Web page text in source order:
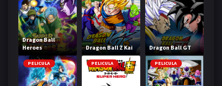
Dragon Ball
Heroes
Dragon Ball Z Kai Dragon Ball GT
PELICULA PELICULA PELICULA